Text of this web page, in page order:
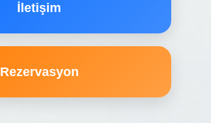
İletişim
Rezervasyon